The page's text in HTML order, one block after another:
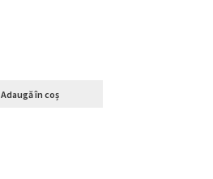
Adaugă în coș